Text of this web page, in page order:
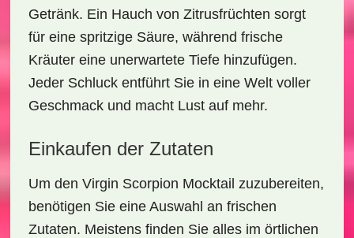
Getränk. Ein Hauch von Zitrusfrüchten sorgt
für eine spritzige Säure, während frische
Kräutereine unerwartete Tiefe hinzufügen.
Jeder Schluck entführt Sie in eine Welt voller
Geschmack und macht Lust auf mehr.
Einkaufen der Zutaten
Um den Virgin Scorpion Mocktail zuzubereiten,
benötigen Sie eine Auswahl an frischen
Zutaten. Meistens finden Sie alles im örtlichen